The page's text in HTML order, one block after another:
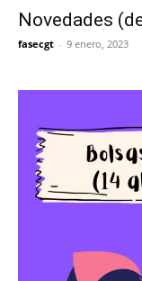
Novedades
fasecgt - 9 enero, 2023